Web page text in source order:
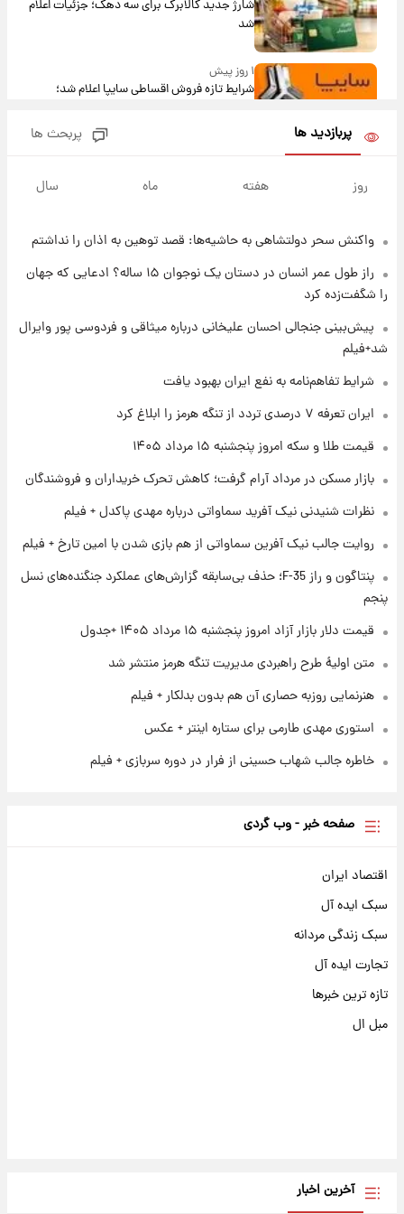
شارژ جدید کالابرگ برای سه دهک؛ جزئیات اعلام
شد
۱ روز پیش
شرایط تازه فروش اقساطی سایپا اعلام شد؛
قیمت سکه و طلا فردا
۱ روز پیش
۱ روز پیش
۱ روز پیش
۱ روز پیش
سود مشارکت چند درصد است؟
پربازدید ها پربحث ها
روز هفته ماه سال
واکنش سحر دولتشاهی به حاشیه‌ها: قصد توهین به اذان را نداشتم
راز طول عمر انسان در دستان یک نوجوان ۱۵ ساله؟ ادعایی که جهان
را شگفت‌زده کرد
پیش‌بینی جنجالی احسان علیخانی درباره میثاقی و فردوسی پور وایرال
شد+فیلم
شرایط تفاهم‌نامه به نفع ایران بهبود یافت
ایران تعرفه ۷ درصدی تردد از تنگه هرمز را ابلاغ کرد
قیمت طلا و سکه امروز پنجشنبه ۱۵ مرداد ۱۴۰۵
بازار مسکن در مرداد آرام گرفت؛ کاهش تحرک خریداران و فروشندگان
نظرات شنیدنی نیک آفرید سماواتی درباره مهدی پاکدل + فیلم
روایت جالب نیک آفرین سماواتی از هم بازی شدن با امین تارخ + فیلم
پنتاگون و راز F-35؛ حذف بی‌سابقه گزارش‌های عملکرد جنگنده‌های نسل
پنجم
قیمت دلار بازار آزاد امروز پنجشنبه ۱۵ مرداد ۱۴۰۵ +جدول
متن اولیۀ طرح راهبردی مدیریت تنگه هرمز منتشر شد
هنرنمایی روزبه حصاری آن هم بدون بدلکار + فیلم
استوری مهدی طارمی برای ستاره اینتر + عکس
خاطره جالب شهاب حسینی از فرار در دوره سربازی + فیلم
صفحه خبر - وب گردی
اقتصاد ایران
سبک ایده آل
سبک زندگی مردانه
تجارت ایده آل
تازه ترین خبرها
مبل ال
آخرین اخبار